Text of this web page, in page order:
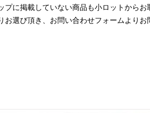
プに掲載していない商品も小ロットからお
お選び頂き、お問い合わせフォームよりお